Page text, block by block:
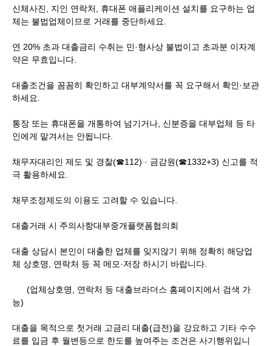
신체사진, 지인 연락처, 휴대폰 애플리케이션 설치를 요구하는 업
체는 불법업체이므로 거래를 중단하세요.
연 20% 초과 대출금리 수취는 민·형사상 불법이고 초과분 이자계
약은 무효입니다.
대출조건을 꼼꼼히 확인하고 대부계약서를 꼭 요구해서 확인·보관
하세요.
통장 또는 휴대폰을 개통하여 넘기거나, 신분증을 대부업체 등 타
인에게 맡겨서는 안됩니다.
채무자대리인 제도 및 경찰(☎112) · 금감원(☎1332+3) 신고를 적
극 활용하세요.
채무조정제도의 이용도 고려할 수 있습니다.
대출거래 시 주의사항대부중개플랫폼협의회
대출 상담시 본인이 대출한 업체를 잊지않기 위해 정확히 해당업
체 상호명, 연락처 등 꼭 메모·저장 하시기 바랍니다.
(업체상호명, 연락처 등 대출브라더스 홈페이지에서 검색 가
능)
대출을 목적으로 첫거래 고금리 대출(급전)을 강요하고 기타 수수
료를 입금 후 월변등으로 한도를 높여주는 조건은 사기행위입니